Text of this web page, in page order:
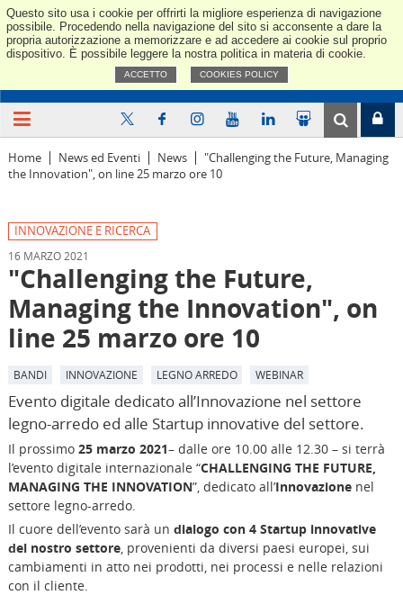
Questo sito usa i cookie per offrirti la migliore esperienza di navigazione
possibile. Procedendo nella navigazione del sito si acconsente a dare la
propria autorizzazione a memorizzare e ad accedere ai cookie sul proprio
dispositivo. È possibile leggere la nostra politica in materia di cookie.
ACCETTO COOKIES POLICY
Home News ed Eventi News
"Challenging the Future, Managing
the Innovation", on line 25 marzo ore 10
INNOVAZIONE E RICERCA
16 MARZO 2021
"Challenging the Future,
Managing the Innovation", on
line 25 marzo ore 10
BANDI INNOVAZIONE LEGNO ARREDO WEBINAR
Evento digitale dedicato all’Innovazione nel settore
legno-arredo ed alle Startup innovative del settore.
Il prossimo 25 marzo 2021– dalle ore 10.00 alle 12.30 – si terrà
l’evento digitale internazionale “CHALLENGING THE FUTURE,
MANAGING THE INNOVATION”, dedicato all’Innovazionenel
settore legno-arredo.
Il cuore dell’evento sarà un dialogo con 4 Startup innovative
del nostro settore, provenienti da diversi paesi europei, sui
cambiamenti in atto nei prodotti, nei processi e nelle relazioni
con il cliente.